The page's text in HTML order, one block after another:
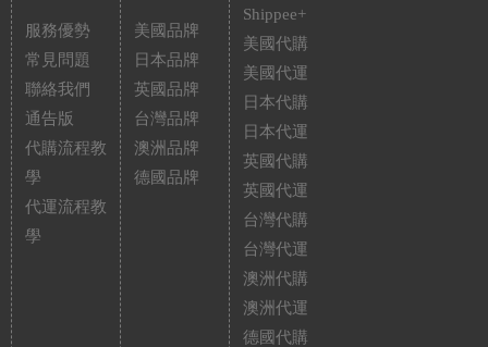
服務優勢
常見問題
聯絡我們
通告版
代購流程教
學
代運流程教
學
美國品牌
日本品牌
英國品牌
台灣品牌
澳洲品牌
德國品牌
Shippee+
美國代購
美國代運
日本代購
日本代運
英國代購
英國代運
台灣代購
台灣代運
澳洲代購
澳洲代運
德國代購